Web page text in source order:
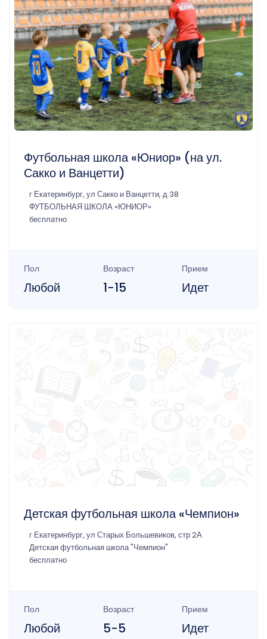
Футбольная школа «Юниор» (на ул.
Сакко и Ванцетти)
г Екатеринбург, ул Сакко и Ванцетти, д 38
ФУТБОЛЬНАЯ ШКОЛА «ЮНИОР»
бесплатно
Пол
Любой
Возраст
1-15
Прием
Идет
Детская футбольная школа «Чемпион»
г Екатеринбург, ул Старых Большевиков, стр 2А
Детская футбольная школа "Чемпион"
бесплатно
Пол
Любой
Возраст
5-5
Прием
Идет